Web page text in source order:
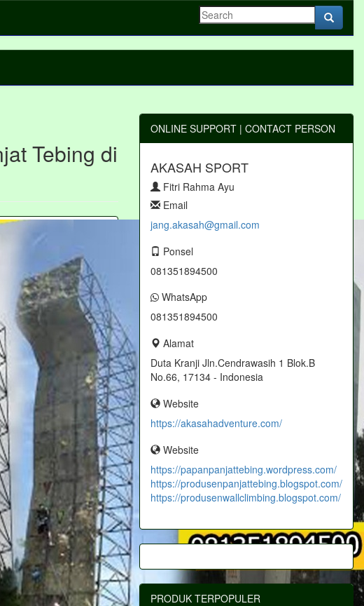
Tebing di
ONLINE SUPPORT | CONTACT PERSON
AKASAH SPORT
Fitri Rahma Ayu
Email
jang.akasah@gmail.com
Ponsel
081351894500
WhatsApp
081351894500
Alamat
Duta Kranji Jln.Cendrawasih 1 Blok.B
No.66, 17134 - Indonesia
Website
https://akasahadventure.com/
Website
https://papanpanjattebing.wordpress.com/
https://produsenpanjattebing.blogspot.com/
https://produsenwallclimbing.blogspot.com/
PRODUK TERPOPULER